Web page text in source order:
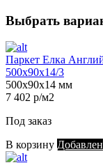
Выбрать
Паркет Елка
500х90х14/3
500х90х14 мм
7 402 р/м2
Под заказ
В корзину Добавлен